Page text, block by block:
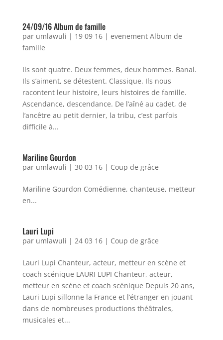
24/09/16 Album de famille
par umlawuli | 19 09 16| evenement Album de
famille
Ils sont quatre. Deux femmes, deux hommes. Banal.
Ils s’aiment, se détestent. Classique. Ils nous
racontent leur histoire, leurs histoires de famille.
Ascendance, descendance. De l’aîné au cadet, de
l’ancêtre au petit dernier, la tribu, c’est parfois
difficile à...
Mariline Gourdon
par umlawuli | 30 03 16| Coup de grâce
Mariline Gourdon Comédienne, chanteuse, metteur
en...
Lauri Lupi
par umlawuli | 24 03 16| Coup de grâce
Lauri Lupi Chanteur, acteur, metteur en scène et
coach scénique LAURI LUPI Chanteur, acteur,
metteur en scène et coach scénique Depuis 20 ans,
Lauri Lupi sillonne la France et l’étranger en jouant
dans de nombreuses productions théâtrales,
musicales et...